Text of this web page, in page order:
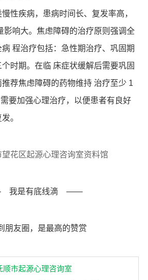
性疾病，患病时间长、复发率高，
影响大。焦虑障碍的治疗原则强调全
程治疗包括：急性期治疗、巩固期
时期。在临 床症状缓解后需要巩固
荐焦虑障碍的药物维持 治疗至少 1
要加强心理治疗，以便患者有良好
。
望花区起源心理咨询室资料馆
是有底线滴 ——
朋友圈，是最高的赞赏
顺市起源心理咨询室